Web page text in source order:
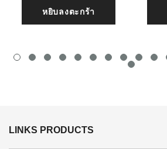
หยิบลงตะกร้า
LINKS PRODUCTS